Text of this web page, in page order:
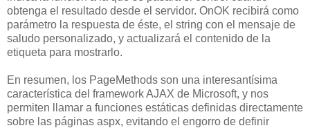
obtenga el resultado desde el servidor. OnOK recibirá como
parámetro la respuesta de éste, el string con el mensaje de
saludo personalizado, y actualizará el contenido de la
etiqueta para mostrarlo.
En resumen, los PageMethods son una interesantísima
característica del framework AJAX de Microsoft, y nos
permiten llamar a funciones estáticas definidas directamente
sobre las páginas aspx, evitando el engorro de definir